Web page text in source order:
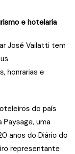
e hotelaria
José Vailatti tem
honrarias e
do país
uma
anos do Diário do
representante